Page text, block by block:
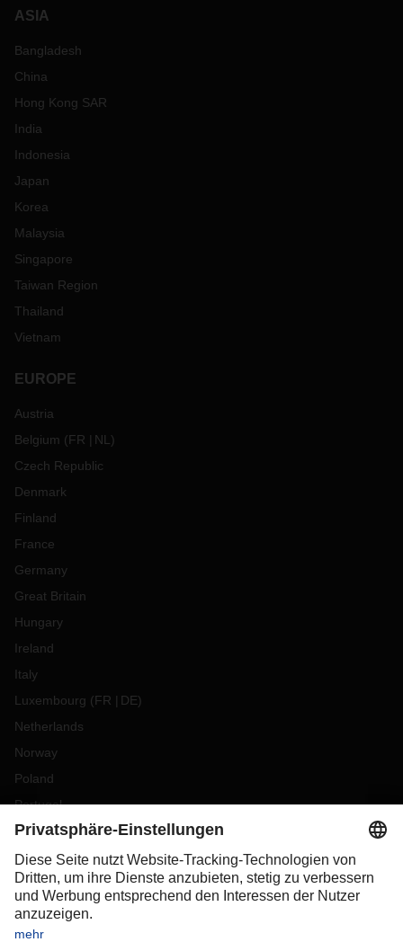
ASIA
Bangladesh
China
Hong Kong SAR
India
Indonesia
Japan
Korea
Malaysia
Singapore
Taiwan Region
Thailand
Vietnam
EUROPE
Austria
Belgium (FR NL )
Czech Republic
Denmark
Finland
France
Germany
Great Britain
Hungary
Ireland
Italy
Luxembourg (FR DE)
Netherlands
Norway
Poland
Portugal
Romania
Slovakia
Spain
Sweden
Switzerland